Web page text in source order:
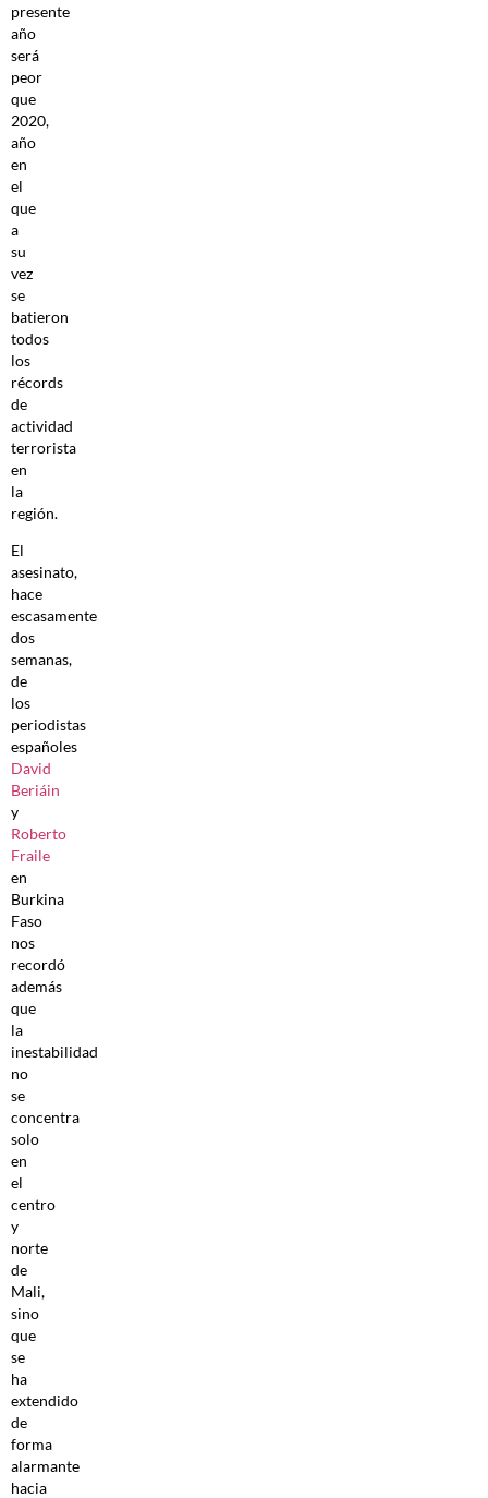
presente
año
será
peor
que
2020,
año
en
el
que
a
su
vez
se
batieron
todos
los
récords
de
actividad
terrorista
en
la
región.
El
asesinato,
hace
escasamente
dos
semanas,
de
los
periodistas
españoles
David
Beriáin
y
Roberto
Fraile
en
Burkina
Faso
nos
recordó
además
que
la
inestabilidad
no
se
concentra
solo
en
el
centro
y
norte
de
Mali,
sino
que
se
ha
extendido
de
forma
alarmante
hacia